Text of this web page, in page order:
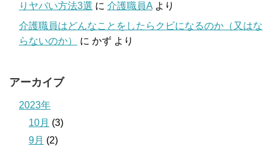
りヤバい方法3選 に 介護職員A より
介護職員はどんなことをしたらクビになるのか（又はな
らないのか）
に かず より
アーカイブ
2023年
10月 (3)
9月 (2)